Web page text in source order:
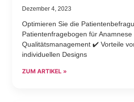
Dezember 4, 2023
Optimieren Sie die
Patientenfragebogen für Anamnese
Qualitätsmanagement ✔️ Vorteile
individuellen Designs
ZUM ARTIKEL »